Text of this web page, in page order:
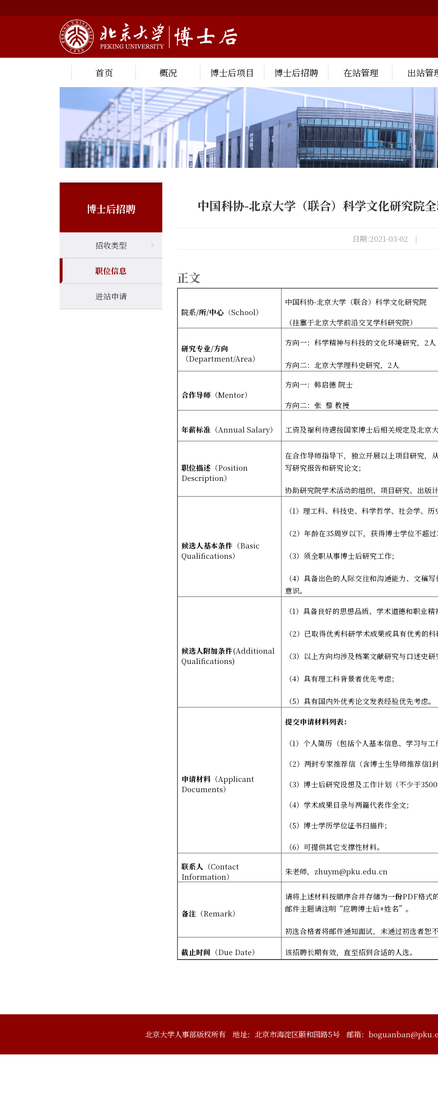
首页 概况 博士后项目 博士后招聘 在站管理 出站管
博士后招聘
招收类型
职位信息
进站申请
中国科协-北京大学（联合）科学文化研究院
日期:2021-03-02 |
正文
院系/所/中心 （School）
中国科协-北京大学（联合）科学文化研究院
（挂靠于北京大学前沿交叉学科研究院）
研究专业/方向
（Department/Area）
方向一：科学精神与科技的文化环境研究， 2 人
方向二：北京大学理科史研究， 2 人
合作导师 （Mentor）
方向一：韩启德 院士
方向二：张 藜 教授
年薪标准 （Annual Salary） 工资及福利待遇按国家博士后相关规定及北京
职位描述 （Position
Description）
在合作导师指导下，独立开展以上项目研究，
写研究报告和研究论文；
协助研究院学术活动的组织、项目研究、出版
候选人基本条件 （Basic
Qualifications）
（1）理工科、科技史、科学哲学、社会学、历
（2）年龄在35周岁以下，获得博士学位不超过
（3）须全职从事博士后研究工作；
（4）具备出色的人际交往和沟通能力、文稿
意识。
候选人附加条件(Additional
Qualifications)
（1）具备良好的思想品质、学术道德和职业精
（2）已取得优秀科研学术成果或具有优秀的
（3）以上方向均涉及档案文献研究与口述史研
（4）具有理工科背景者优先考虑；
（5）具有国内外优秀论文发表经验优先考虑。
申请材料 （Applicant
Documents）
提交申请材料列表：
（1）个人简历（包括个人基本信息、学习与工
（2）两封专家推荐信（含博士生导师推荐信1
（3）博士后研究设想及工作计划（不少于3500
（4）学术成果目录与两篇代表作全文；
（5）博士学历学位证书扫描件；
（6）可提供其它支撑性材料。
联系人 （Contact
Information）
朱老师， zhuym@pku.edu.cn
备注 （Remark）
请将上述材料按顺序合并存储为一份PDF格式
邮件主题请注明“应聘博士后+姓名”。
初选合格者将邮件通知面试，未通过初选者恕不
截止时间 （Due Date） 该招聘长期有效，直至招到合适的人选。
北京大学人事部版权所有 地址：北京市海淀区颐和园路5号 邮箱：